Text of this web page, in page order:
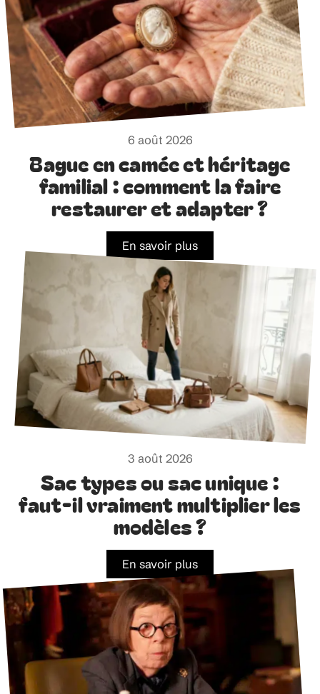
6 août 2026
Bague en camée et héritage
familial : comment la faire
restaurer et adapter ?
En savoir plus
3 août 2026
Sac types ou sac unique :
faut-il vraiment multiplier les
modèles ?
En savoir plus